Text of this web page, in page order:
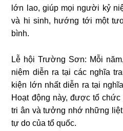
lớn lao, giúp mọi người kỷ
và hi sinh, hướng tới một
bình.
Lễ hội Trường Sơn: Mỗi
niệm diễn ra tại các nghĩa
kiện lớn nhất diễn ra tại
Hoạt động này, được tổ
tri ân và tưởng nhớ những
tự do của tổ quốc.